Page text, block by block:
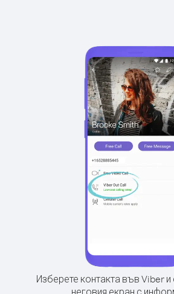
Изберете контакта във Viber
неговия екран с